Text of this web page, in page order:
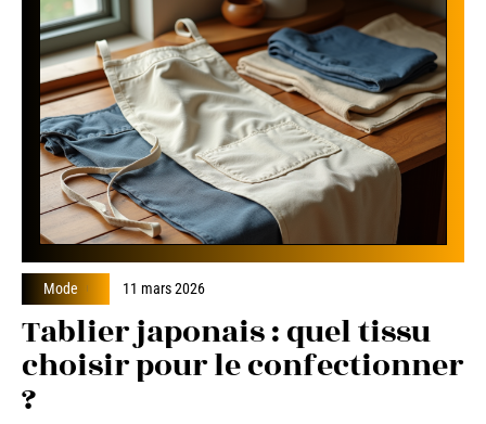
Mode 11 mars 2026
Tablier japonais : quel tissu
choisir pour le confectionner
?